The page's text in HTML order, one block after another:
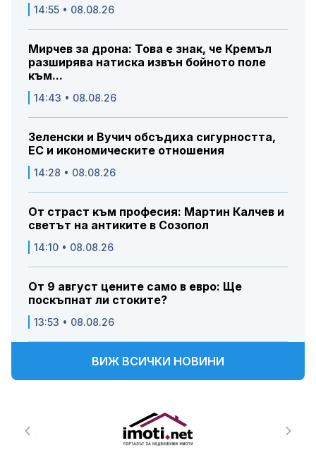
14:55 • 08.08.26
Мирчев за дрона: Това е знак, че Кремъл
разширява натиска извън бойното поле
към...
14:43 • 08.08.26
Зеленски и Вучич обсъдиха сигурността,
ЕС и икономическите отношения
14:28 • 08.08.26
От страст към професия: Мартин Калчев и
светът на антиките в Созопол
14:10 • 08.08.26
От 9 август цените само в евро: Ще
поскъпнат ли стоките?
13:53 • 08.08.26
ВИЖ ВСИЧКИ НОВИНИ